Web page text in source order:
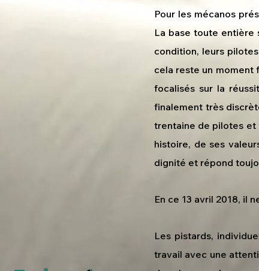
Pour les mécanos
La base toute entière
condition, leurs
cela reste un moment
focalisés sur la
finalement très
trentaine de pilotes et
histoire, de ses
dignité et répond
En ce 13 avril 2018, il
Les pistards,
travail avec une